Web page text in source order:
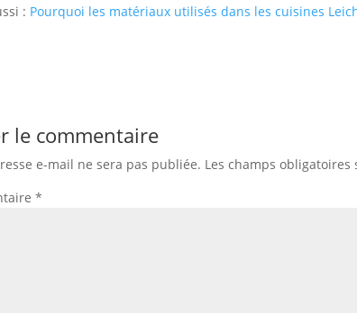
: Pourquoi les matériaux utilisés dans les cuisines
le commentaire
e-mail ne sera pas publiée. Les champs
*